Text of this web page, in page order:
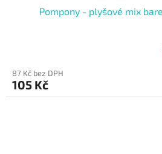
Pompony - plyšové mix
87 Kč bez DPH
105 Kč